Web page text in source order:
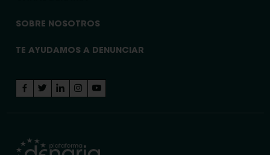
SOBRE NOSOTROS
TE AYUDAMOS A DENUNCIAR